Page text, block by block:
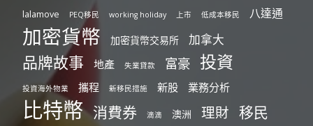
lalamove PEQ移民 working holiday 上市 低成本移民 八達通
加密貨幣 加密貨幣交易所 加拿大
品牌故事 地產 失業貸款 富豪 投資
投資海外物業 攜程 新移民措施 新股 業務分析
比特幣 消費券 滴滴 澳洲 理財 移民